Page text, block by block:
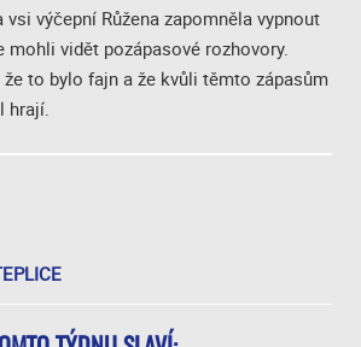
vsi výčepní Růžena zapomněla vypnout
mohli vidět pozápasové rozhovory.
to bylo fajn a že kvůli těmto zápasům
hrají.